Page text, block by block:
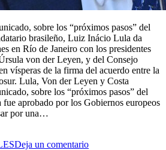
sobre los “próximos pasos” del
brasileño, Luiz Inácio Lula da
en Río de Janeiro con los presidentes
von der Leyen, y del Consejo
vísperas de la firma del acuerdo entre la
Lula, Von der Leyen y Costa
sobre los “próximos pasos” del
aprobado por los Gobiernos europeos
por una…
Deja un comentario